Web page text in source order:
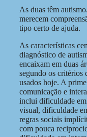
As duas têm
merecem
tipo certo de ajuda.
As características
diagnóstico de
encaixam em duas
segundo os critérios
usados hoje. A
comunicação e
inclui dificuldade
visual, dificuldade
regras sociais
com pouca